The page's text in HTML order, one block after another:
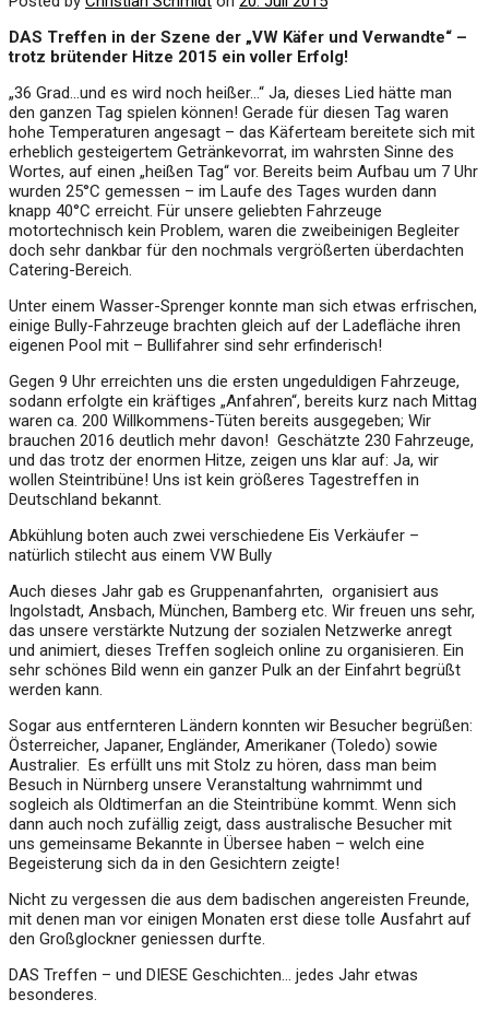
DAS Treffen in der Szene der „VW Käfer und Verwandte“ –
trotz brütender Hitze 2015 ein voller Erfolg!
„36 Grad…und es wird noch heißer…“ Ja, dieses Lied hätte man
den ganzen Tag spielen können! Gerade für diesen Tag waren
hohe Temperaturen angesagt – das Käferteam bereitete sich mit
erheblich gesteigertem Getränkevorrat, im wahrsten Sinne des
Wortes, auf einen „heißen Tag“ vor. Bereits beim Aufbau um 7 Uhr
wurden 25°C gemessen – im Laufe des Tages wurden dann
knapp 40°C erreicht. Für unsere geliebten Fahrzeuge
motortechnisch kein Problem, waren die zweibeinigen Begleiter
doch sehr dankbar für den nochmals vergrößerten überdachten
Catering-Bereich.
Unter einem Wasser-Sprenger konnte man sich etwas erfrischen,
einige Bully-Fahrzeuge brachten gleich auf der Ladefläche ihren
eigenen Pool mit – Bullifahrer sind sehr erfinderisch!
Gegen 9 Uhr erreichten uns die ersten ungeduldigen Fahrzeuge,
sodann erfolgte ein kräftiges „Anfahren“, bereits kurz nach Mittag
waren ca. 200 Willkommens-Tüten bereits ausgegeben; Wir
brauchen 2016 deutlich mehr davon! Geschätzte 230 Fahrzeuge,
und das trotz der enormen Hitze, zeigen uns klar auf: Ja, wir
wollen Steintribüne! Uns ist kein größeres Tagestreffen in
Deutschland bekannt.
Abkühlung boten auch zwei verschiedene Eis Verkäufer –
natürlich stilecht aus einem VW Bully
Auch dieses Jahr gab es Gruppenanfahrten, organisiert aus
Ingolstadt, Ansbach, München, Bamberg etc. Wir freuen uns sehr,
das unsere verstärkte Nutzung der sozialen Netzwerke anregt
und animiert, dieses Treffen sogleich online zu organisieren. Ein
sehr schönes Bild wenn ein ganzer Pulk an der Einfahrt begrüßt
werden kann.
Sogar aus entfernteren Ländern konnten wir Besucher begrüßen:
Österreicher, Japaner, Engländer, Amerikaner (Toledo) sowie
Australier. Es erfüllt uns mit Stolz zu hören, dass man beim
Besuch in Nürnberg unsere Veranstaltung wahrnimmt und
sogleich als Oldtimerfan an die Steintribüne kommt. Wenn sich
dann auch noch zufällig zeigt, dass australische Besucher mit
uns gemeinsame Bekannte in Übersee haben – welch eine
Begeisterung sich da in den Gesichtern zeigte!
Nicht zu vergessen die aus dem badischen angereisten Freunde,
mit denen man vor einigen Monaten erst diese tolle Ausfahrt auf
den Großglockner geniessen durfte.
DAS Treffen – und DIESE Geschichten… jedes Jahr etwas
besonderes.